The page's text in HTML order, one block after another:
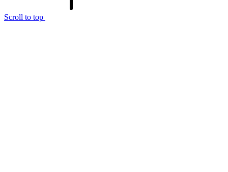
Scroll to top